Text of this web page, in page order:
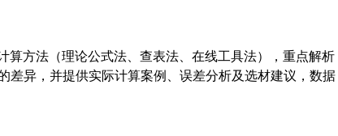
算方法（理论公式法、查表法、在线工具法），重点解析
差异，并提供实际计算案例、误差分析及选材建议，数据